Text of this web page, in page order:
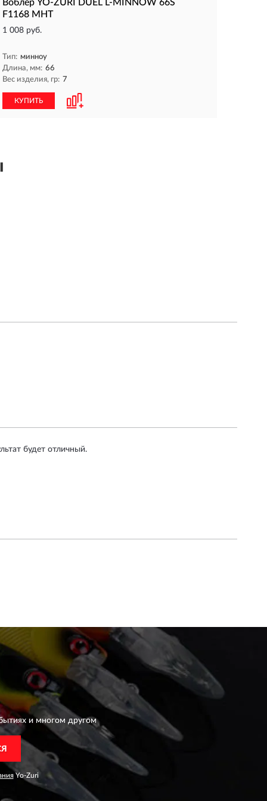
Воблер YO-ZURI DUEL L-MINNOW 66S
F1168 MHT
1 008 руб.
Тип: минноу
Длина, мм: 66
Вес изделия, гр: 7
КУПИТЬ
будет отличный.
и многом другом
Yo-Zuri